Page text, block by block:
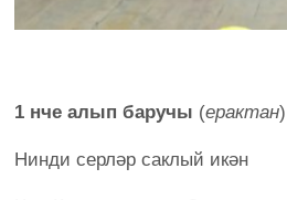
1 нче алып баручы (ерактан
Нинди серләр саклый икән